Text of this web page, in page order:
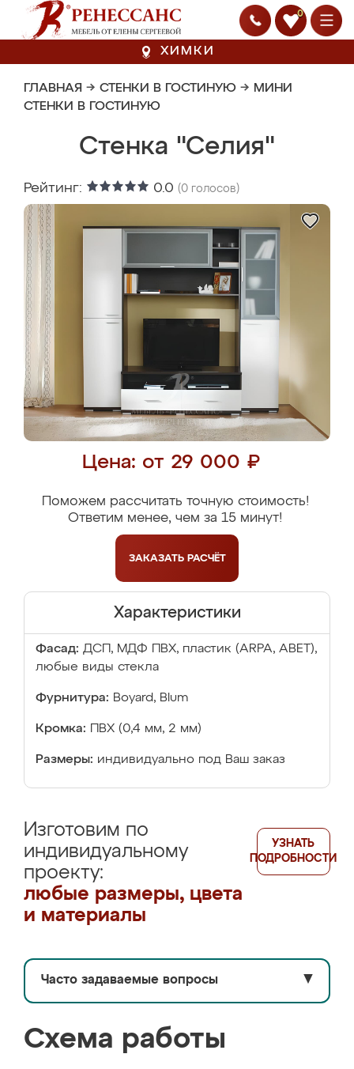
0
ХИМКИ
ГЛАВНАЯ → СТЕНКИ В ГОСТИНУЮ → МИНИ
СТЕНКИ В ГОСТИНУЮ
Стенка "Селия"
Рейтинг: 0.0 (0 голосов)
Цена: от 29 000 ₽
Поможем рассчитать точную стоимость!
Ответим менее, чем за 15 минут!
ЗАКАЗАТЬ РАСЧЁТ
Характеристики
Фасад: ДСП, МДФ ПВХ, пластик (ARPA, ABET),
любые виды стекла
Фурнитура: Boyard, Blum
Кромка: ПВХ (0,4 мм, 2 мм)
Размеры: индивидуально под Ваш заказ
Изготовим по
индивидуальному
проекту:
любые размеры, цвета
и материалы
УЗНАТЬ
ПОДРОБНОСТИ
Часто задаваемые вопросы ▼
Схема работы